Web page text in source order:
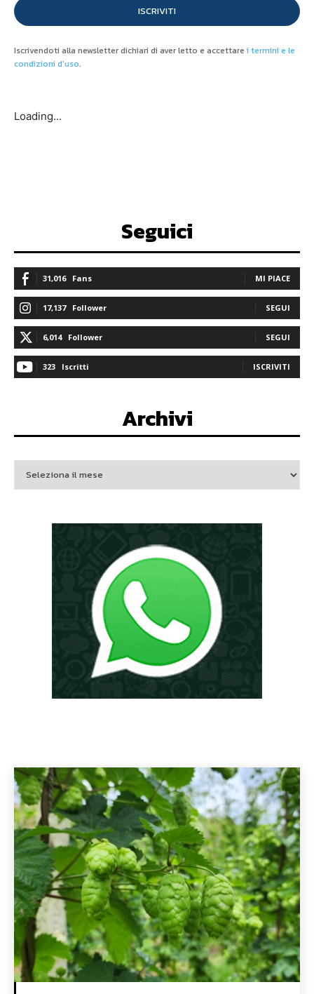
ISCRIVITI
Iscrivendoti alla newsletter dichiari di aver letto e accettare i termini e le
condizioni d'uso.
Loading...
Seguici
31,016 Fans MI PIACE
17,137 Follower SEGUI
6,014 Follower SEGUI
323 Iscritti ISCRIVITI
Archivi